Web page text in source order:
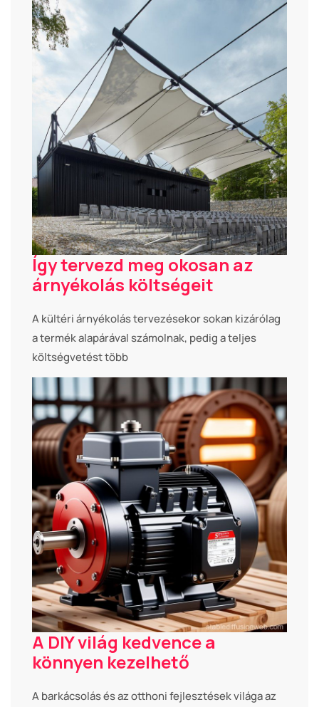
Így tervezd meg okosan az
árnyékolás költségeit
A kültéri árnyékolás tervezésekor sokan kizárólag
a termék alapárával számolnak, pedig a teljes
költségvetést több
A DIY világ kedvence a
könnyen kezelhető
A barkácsolás és az otthoni fejlesztések világa az